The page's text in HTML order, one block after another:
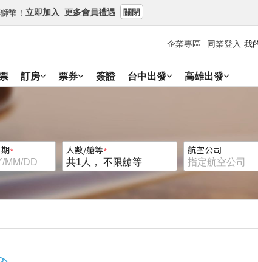
幣！ 立即加入 更多會員禮遇 關閉
企業專區 同業登入 我
訂房 票券 簽證 台中出發 高雄出發
人數/艙等 航空公司